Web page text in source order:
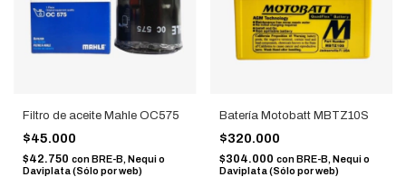
Filtro de aceite Mahle OC575
$45.000
$42.750 conBRE-B, Nequi o
Daviplata (Sólo por web)
Batería Motobatt MBTZ10S
$320.000
$304.000 con BRE-B, Nequi o
Daviplata (Sólo por web)